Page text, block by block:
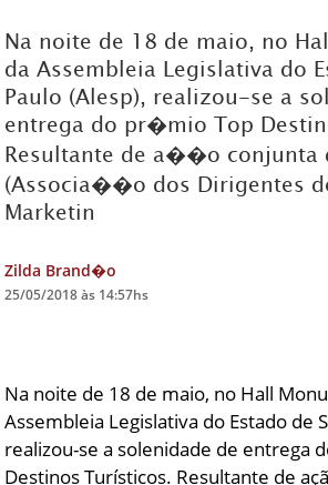
SOCIAL
TURISMO
ZILDA BRANDÃO
DICAS DE VIAGEM
Na noite de 18 de maio, no
da Assembleia Legislativa do
Paulo (Alesp), realizou-se a
entrega do pr�mio Top
Resultante de a��o conjunta
(Associa��o dos Dirigentes
Marketin
Zilda Brand�o
25/05/2018 às 14:57hs
Na noite de 18 de maio, no Hall
Assembleia Legislativa do Estado de
realizou-se a solenidade de entrega
Destinos Turísticos. Resultante de